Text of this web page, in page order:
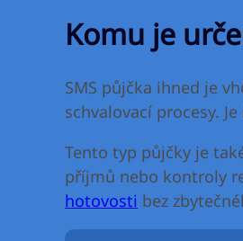
Komu je
SMS půjčka ihned je
schvalovací procesy.
Tento typ půjčky je
příjmů nebo kontroly
hotovosti bez